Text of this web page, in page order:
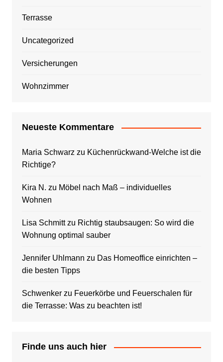
Terrasse
Uncategorized
Versicherungen
Wohnzimmer
Neueste Kommentare
Maria Schwarz zu Küchenrückwand-Welche ist die
Richtige?
Kira N. zu Möbel nach Maß – individuelles
Wohnen
Lisa Schmittzu Richtig staubsaugen: So wird die
Wohnung optimal sauber
Jennifer Uhlmann zu Das Homeoffice einrichten –
die besten Tipps
Schwenkerzu Feuerkörbe und Feuerschalen für
die Terrasse: Was zu beachten ist!
Finde uns auch hier